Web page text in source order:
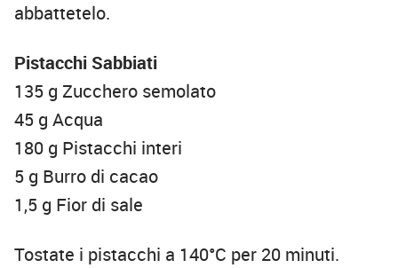
abbattetelo.
Pistacchi Sabbiati
135 g Zucchero semolato
45 g Acqua
180 g Pistacchi interi
5 g Burro di cacao
1,5 g Fior di sale
Tostate i pistacchi a 140°C per 20 minuti.